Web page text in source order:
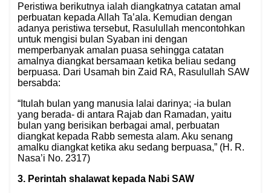
Peristiwa berikutnya ialah diangkatnya catatan amal
perbuatan kepada Allah Ta’ala. Kemudian dengan
adanya peristiwa tersebut, Rasulullah mencontohkan
untuk mengisi bulan Syaban ini dengan
memperbanyak amalan puasa sehingga catatan
amalnya diangkat bersamaan ketika beliau sedang
berpuasa. Dari Usamah bin Zaid RA, Rasulullah SAW
bersabda:
“Itulah bulan yang manusia lalai darinya; -ia bulan
yang berada- di antara Rajab dan Ramadan, yaitu
bulan yang berisikan berbagai amal, perbuatan
diangkat kepada Rabb semesta alam. Aku senang
amalku diangkat ketika aku sedang berpuasa,” (H. R.
Nasa’i No. 2317)
3. Perintah shalawat kepada Nabi SAW